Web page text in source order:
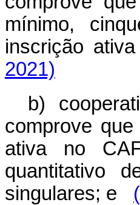
mínimo,
inscrição
2021)
b)
comprove
ativa no
quantitativo
singulares; e